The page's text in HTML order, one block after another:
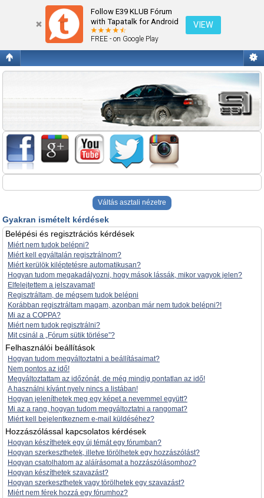
Follow E39 KLUB Fórum
with Tapatalk for Android
FREE - on Google Play
VIEW
Gyakran ismételt kérdések
Váltás asztali nézetre
Gyakran ismételt kérdések
Belépési és regisztrációs kérdések
Miért nem tudok belépni?
Miért kell egyáltalán regisztrálnom?
Miért kerülök kiléptetésre automatikusan?
Hogyan tudom megakadályozni, hogy mások lássák, mikor vagyok jelen?
Elfelejtettem a jelszavamat!
Regisztráltam, de mégsem tudok belépni
Korábban regisztráltam magam, azonban már nem tudok belépni?!
Mi az a COPPA?
Miért nem tudok regisztrálni?
Mit csinál a „Fórum sütik törlése”?
Felhasználói beállítások
Hogyan tudom megváltoztatni a beállításaimat?
Nem pontos az idő!
Megváltoztattam az időzónát, de még mindig pontatlan az idő!
A használni kívánt nyelv nincs a listában!
Hogyan jeleníthetek meg egy képet a nevemmel együtt?
Mi az a rang, hogyan tudom megváltoztatni a rangomat?
Miért kell bejelentkeznem e-mail küldéséhez?
Hozzászólással kapcsolatos kérdések
Hogyan készíthetek egy új témát egy fórumban?
Hogyan szerkeszthetek, illetve törölhetek egy hozzászólást?
Hogyan csatolhatom az aláírásomat a hozzászólásomhoz?
Hogyan készíthetek szavazást?
Hogyan szerkeszthetek vagy törölhetek egy szavazást?
Miért nem férek hozzá egy fórumhoz?